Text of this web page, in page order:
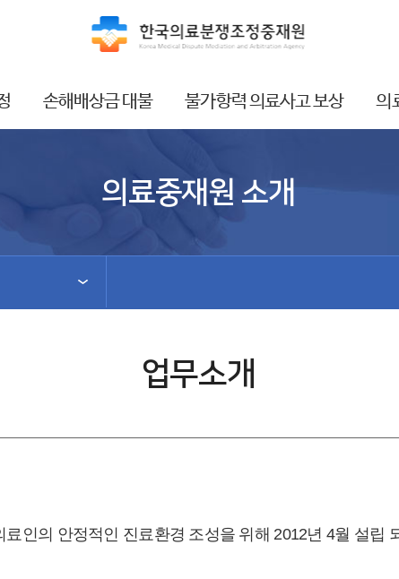
손해배상금 대불 불가항력 의료사고 보상 의
의료중재원 소개
업무소개
인의 안정적인 진료환경 조성을 위해 2012년 4월 설립